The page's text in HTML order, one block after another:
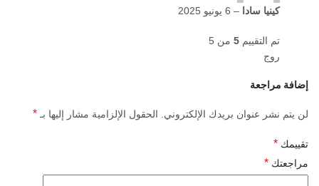
كينيا سادا – 6 يونيو 2025
تم التقييم 5 من 5
روج
إضافة مراجعة
لن يتم نشر عنوان بريدك الإلكتروني. الحقول الإلزامية مشار إليها بـ *
تقييمك *
مراجعتك *